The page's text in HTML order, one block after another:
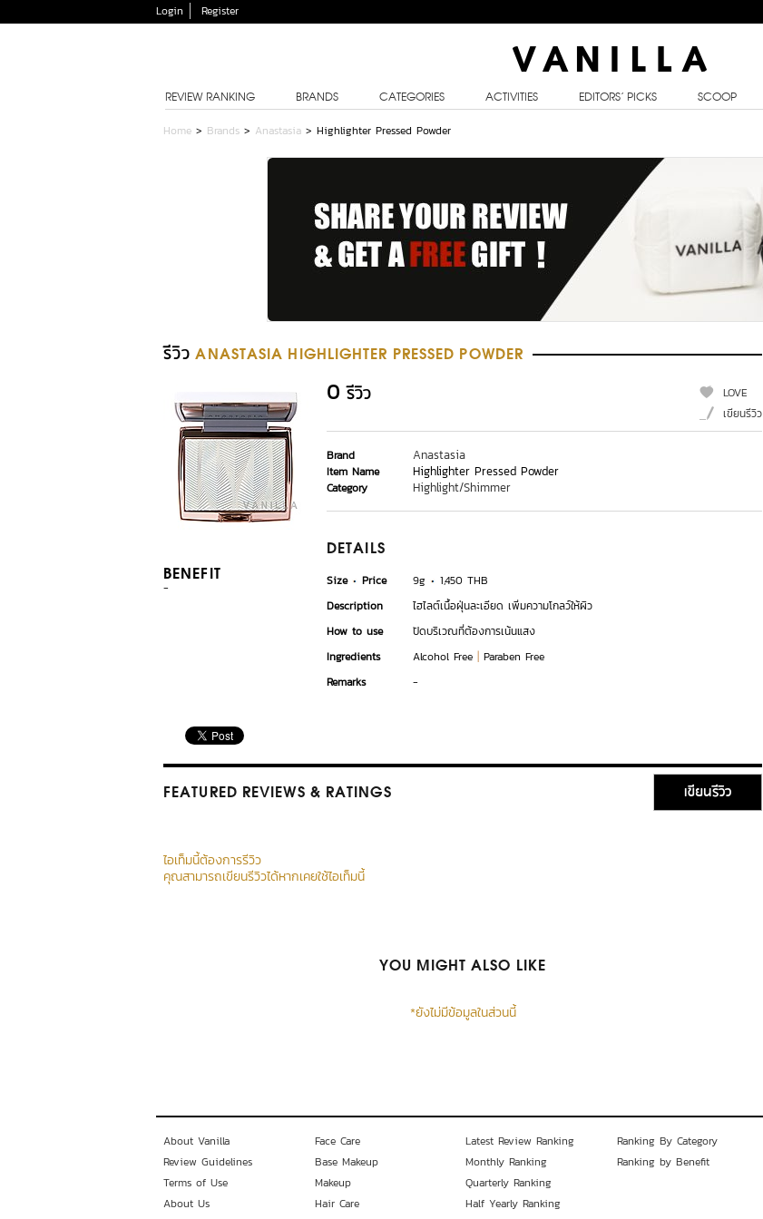
Login Register
REVIEW RANKING BRANDS CATEGORIES ACTIVITIES EDITORS’ PICKS SCOOP
Home > Brands > Anastasia > Highlighter Pressed Powder
รีวิว ANASTASIA HIGHLIGHTER PRESSED POWDER
BENEFIT
-
0 รีวิว
LOVE
เขียนรีวิว
Brand Anastasia
Item Name Highlighter Pressed Powder
Category Highlight/Shimmer
DETAILS
Size Price 9g
1,450 THB
Description
ไฮไลต์เนื้อฝุ่นละเอียด เพิ่มความโกลว์ให้ผิว
How to use
ปัดบริเวณที่ต้องการเน้นแสง
Ingredients
Alcohol Free | Paraben Free
Remarks
-
FEATURED REVIEWS & RATINGS เขียนรีวิว
ไอเท็มนี้ต้องการรีวิว
คุณสามารถเขียนรีวิวได้หากเคยใช้ไอเท็มนี้
YOU MIGHT ALSO LIKE
*ยังไม่มีข้อมูลในส่วนนี้
About Vanilla
Review Guidelines
Terms of Use
About Us
Face Care
Base Makeup
Makeup
Hair Care
Latest Review Ranking
Monthly Ranking
Quarterly Ranking
Half Yearly Ranking
Ranking By Category
Ranking by Benefit